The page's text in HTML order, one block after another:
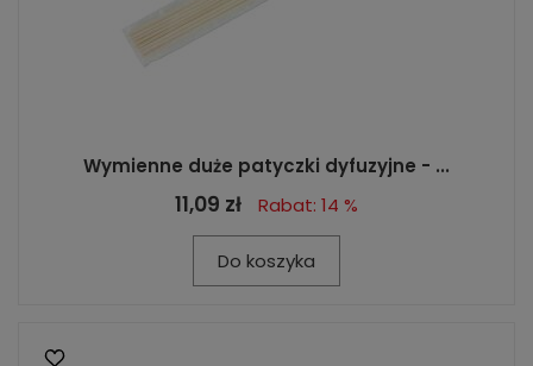
Wymienne duże patyczki dyfuzyjne - ...
11,09 zł Rabat: 14 %
Do koszyka